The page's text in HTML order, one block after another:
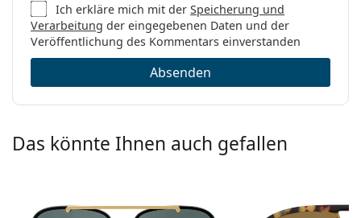
Ich erkläre mich mit derSpeicherung und
Verarbeitung der eingegebenen Daten und der
Veröffentlichung des Kommentars einverstanden
Absenden
Das könnte Ihnen auch gefallen